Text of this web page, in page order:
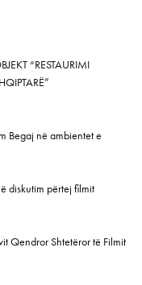
“RESTAURIMI
Begaj në ambientet e
diskutim përtej filmit
Qendror Shtetëror të Filmit